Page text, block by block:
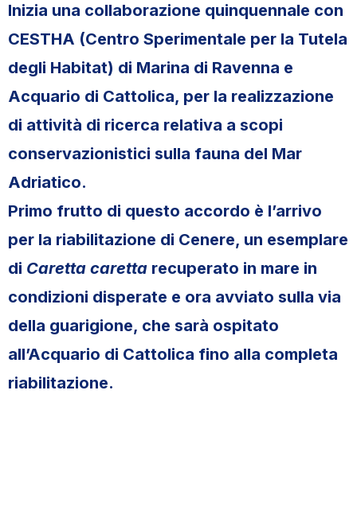
Inizia una collaborazione quinquennale con
CESTHA (Centro Sperimentale per la Tutela
degli Habitat) di Marina di Ravenna e
Acquario di Cattolica, per la realizzazione
di attività di ricerca relativa a scopi
conservazionistici sulla fauna del Mar
Adriatico.
Primo frutto di questo accordo è l’arrivo
per la riabilitazione di Cenere, un esemplare
di Caretta caretta recuperato in mare in
condizioni disperate e ora avviato sulla via
della guarigione, che sarà ospitato
all’Acquario di Cattolica fino alla completa
riabilitazione.